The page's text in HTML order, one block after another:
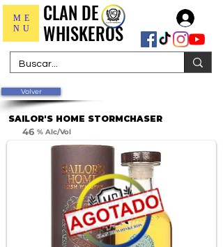
CLAN DE
WHISKEROS
CLAN DE
WHISKEROS
ME
NU
Volver
SAILOR'S HOME STORMCHASER
46 % Alc/Vol